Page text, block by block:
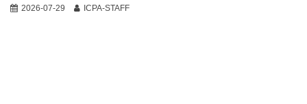
2026-07-29 ICPA-STAFF